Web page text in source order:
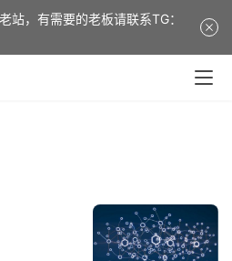
站，有需要的老板请联系TG：
for sale. It is a 8-year-old
contact TG: tuhaov